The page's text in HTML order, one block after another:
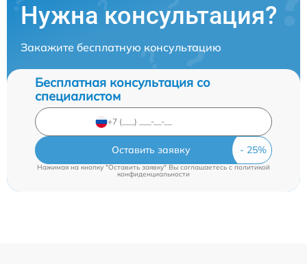
Нужна консультация?
Закажите бесплатную консультацию
Бесплатная консультация со
специалистом
Оставить заявку
Нажимая на кнопку "Оставить заявку" Вы соглашаетесь cполитикой
конфиденциальности